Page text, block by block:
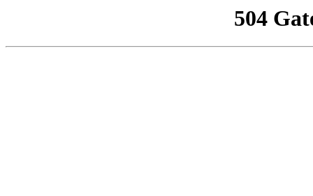
504